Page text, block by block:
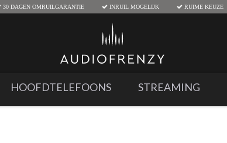
30 DAGEN OMRUILGARANTIE INRUIL MOGELIJK RUIME KEUZE
HOOFDTELEFOONS STREAMING